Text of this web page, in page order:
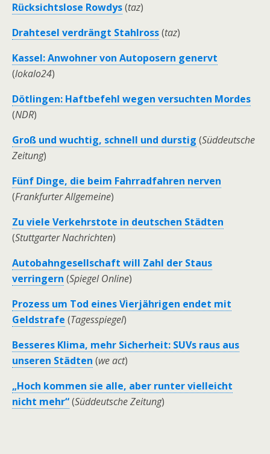
Rücksichtslose Rowdys(taz)
Drahtesel verdrängt Stahlross(taz)
Kassel: Anwohner von Autoposern genervt
(lokalo24)
Dötlingen: Haftbefehl wegen versuchten Mordes
(NDR)
Groß und wuchtig, schnell und durstig (Süddeutsche
Zeitung)
Fünf Dinge, die beim Fahrradfahren nerven
(Frankfurter Allgemeine)
Zu viele Verkehrstote in deutschen Städten
(Stuttgarter Nachrichten)
Autobahngesellschaft will Zahl der Staus
verringern (Spiegel Online)
Prozess um Tod eines Vierjährigen endet mit
Geldstrafe (Tagesspiegel)
Besseres Klima, mehr Sicherheit: SUVs raus aus
unseren Städten (we act)
„Hoch kommen sie alle, aber runter vielleicht
nicht mehr“(Süddeutsche Zeitung)